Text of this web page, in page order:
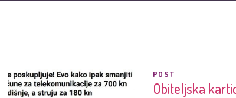
POST
Obiteljska